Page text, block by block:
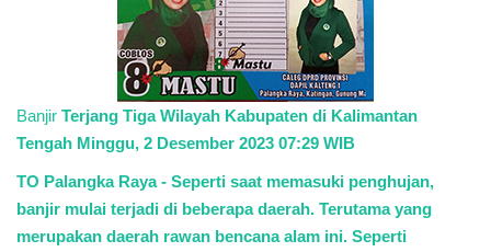
UMKM
Banjir Terjang Tiga Wilayah Kabupaten di Kalimantan
Tengah Minggu, 2 Desember 2023 07:29 WIB
TO Palangka Raya - Seperti saat memasuki penghujan,
banjir mulai terjadi di beberapa daerah. Terutama yang
merupakan daerah rawan bencana alam ini. Seperti